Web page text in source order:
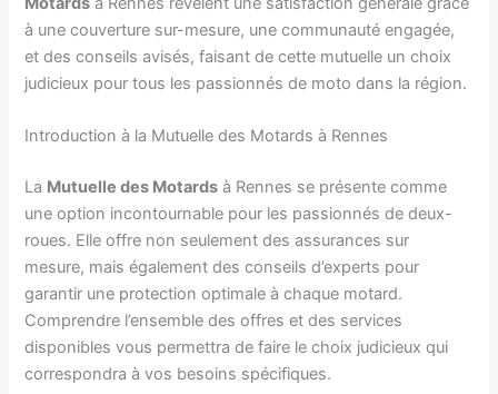
à une couverture sur-mesure, une communauté engagée,
et des conseils avisés, faisant de cette mutuelle un choix
judicieux pour tous les passionnés de moto dans la région.
Introduction à la Mutuelle des Motards à Rennes
La Mutuelle des Motards à Rennes se présente comme
une option incontournable pour les passionnés de deux-
roues. Elle offre non seulement des assurances sur
mesure, mais également des conseils d’experts pour
garantir une protection optimale à chaque motard.
Comprendre l’ensemble des offres et des services
disponibles vous permettra de faire le choix judicieux qui
correspondra à vos besoins spécifiques.